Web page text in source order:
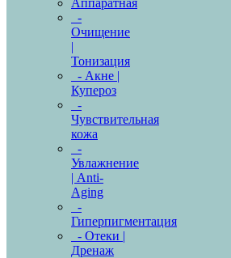
Аппаратная
-
Очищение
|
Тонизация
- Акне |
Купероз
-
Чувствительная
кожа
-
Увлажнение
| Anti-
Aging
-
Гиперпигментация
- Отеки |
Дренаж